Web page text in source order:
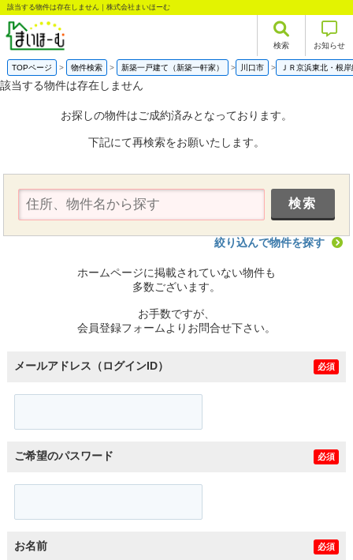
該当する物件は存在しません｜株式会社まいほーむ
検索 お知らせ
TOPページ 物件検索 新築一戸建て（新築一軒家） 川口市 ＪＲ京浜東北・根岸
該当する物件は存在しません
お探しの物件はご成約済みとなっております。
下記にて再検索をお願いたします。
絞り込んで物件を探す
ホームページに掲載されていない物件も
多数ございます。
お手数ですが、
会員登録フォームよりお問合せ下さい。
メールアドレス（ログインID） 必須
ご希望のパスワード 必須
お名前 必須